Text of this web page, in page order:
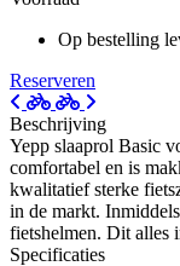
Op bestelling
Reserveren
Beschrijving
Yepp slaaprol Basic
comfortabel en is
kwalitatief sterke
in de markt.
fietshelmen. Dit alles
Specificaties